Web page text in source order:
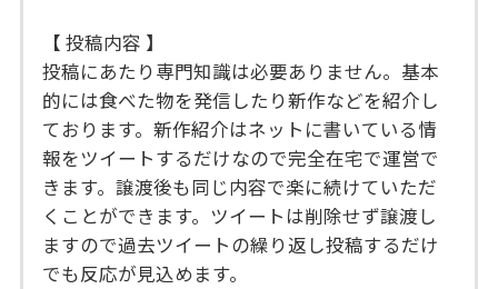
【 投稿内容 】
投稿にあたり専門知識は必要ありません。基本
的には食べた物を発信したり新作などを紹介し
ております。新作紹介はネットに書いている情
報をツイートするだけなので完全在宅で運営で
きます。譲渡後も同じ内容で楽に続けていただ
くことができます。ツイートは削除せず譲渡し
ますので過去ツイートの繰り返し投稿するだけ
でも反応が見込めます。